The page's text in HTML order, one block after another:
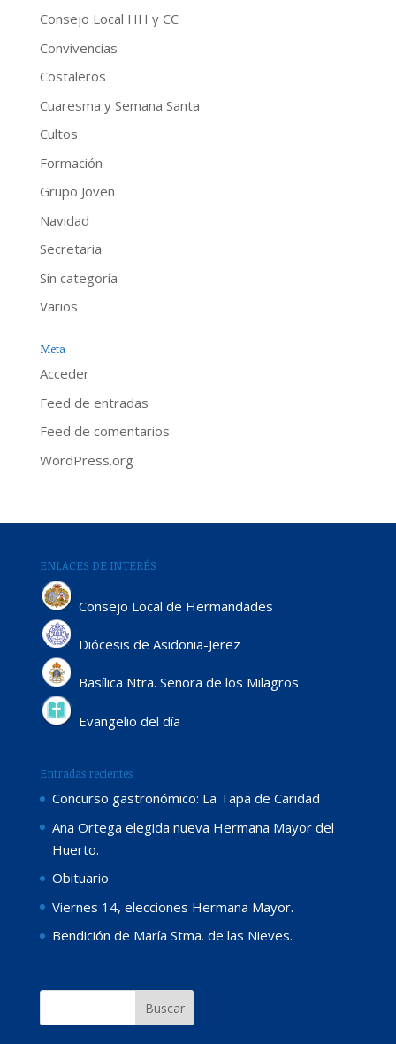
Consejo Local HH y CC
Convivencias
Costaleros
Cuaresma y Semana Santa
Cultos
Formación
Grupo Joven
Navidad
Secretaria
Sin categoría
Varios
Meta
Acceder
Feed de entradas
Feed de comentarios
WordPress.org
ENLACES DE INTERÉS
Consejo Local de Hermandades
Diócesis de Asidonia-Jerez
Basílica Ntra. Señora de los Milagros
Evangelio del día
Entradas recientes
Concurso gastronómico: La Tapa de Caridad
Ana Ortega elegida nueva Hermana Mayor del
Huerto.
Obituario
Viernes 14, elecciones Hermana Mayor.
Bendición de María Stma. de las Nieves.